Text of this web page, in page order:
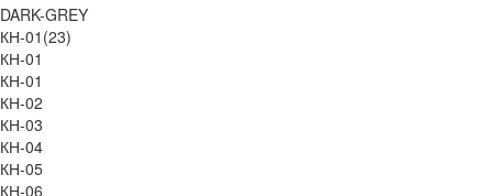
DARK-GREY
КН-01(23)
КН-01
КН-01
КН-02
КН-03
КН-04
КН-05
КН-06